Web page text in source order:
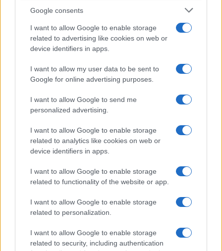
Google consents
I want to allow Google to enable storage
related to advertising like cookies on web or
device identifiers in apps.
I want to allow my user data to be sent to
Google for online advertising purposes.
I want to allow Google to send me
personalized advertising.
I want to allow Google to enable storage
related to analytics like cookies on web or
device identifiers in apps.
I want to allow Google to enable storage
related to functionality of the website or app.
I want to allow Google to enable storage
related to personalization.
I want to allow Google to enable storage
related to security, including authentication
Sony Xperia ZR nevet kaphatja.
KAPCSOLÓDÓ HÍREK
Sony Xperia go: túléli a téli vakációt?
Sony Xperia ZR: 4.6 col, 720p, vízálló
Sony C3: vízálló, porálló, dual SIM
Itt a japán óriásmobil, a vízálló Sony Xperia Z Ultra
Vízálló Sony Xperia Z1 mini fotók
További hírek